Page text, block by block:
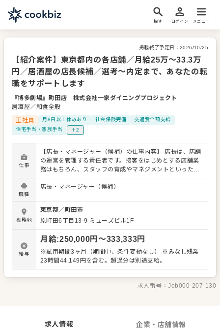
探す ログイン メニュー
掲載終了予定日： 2026/10/25
【紹介案件】東京都内の各店舗／月給25万～33.3万
円／居酒屋の店長候補／選考～内定まで、あなたの転
職をサポートします
『博多劇場』町田店
株式会社一家ダイニングプロジェクト
居酒屋／和食全般
正社員
月8日以上休みあり 社会保険完備
交通費全額支給
住宅手当・家族手当
＋2
仕事
【店長・マネージャー（候補）の仕事内容】 店長は、店舗
の運営を管理する責任者です。接客をはじめとする店舗業
務はもちろん、スタッフの育成やマネジメントといった重
要な役割を担います。メインとなるのは、販促イベントや
キャンペーンの企画なども含め、売上に繋げていくことで
あなたならではのアイデアを積極的に発信してください。
【具体的には…】 ・ホール、キッチンの全体管理 ・予約管
理、電話対応 ・接客、サービス全般 ・売上管理、在庫管理
・スタッフの育成やマネジメント、シフト管理 など 入社
後はスキルに合わせた業務からお任せしますので、徐々に
仕事の幅を広げていきましょう。成長をしっかりサポート
しますので、経験に関わらず安心してスタートできる環境
職種
店長・マネージャー（候補）
勤務地
東京都／町田市
原町田6丁目13-9 ミューズビル1F
給与
月給:250,000円〜333,333円
※試用期間3ヶ月（期間中、条件変動なし） ※みなし残業
23時間44,149円を含む。超過分は別途支給。
求人番号：Job000-207-130
求人情報 企業・店舗情報